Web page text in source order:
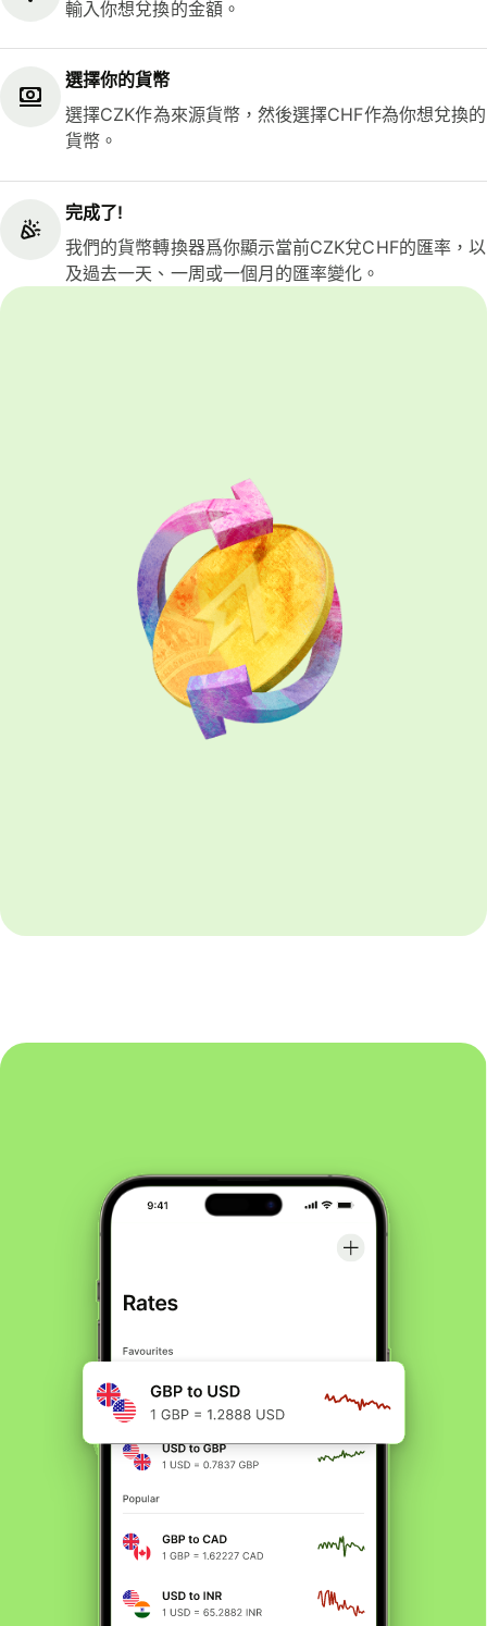
輸入你想兌換的金額。
選擇你的貨幣
選擇CZK作為來源貨幣，然後選擇CHF作為你想兌換的
貨幣。
完成了!
我們的貨幣轉換器爲你顯示當前CZK兌CHF的匯率，以
及過去一天、一周或一個月的匯率變化。